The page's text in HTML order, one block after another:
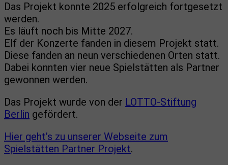
Das Projekt konnte 2025 erfolgreich fortgesetzt
werden.
Es läuft noch bis Mitte 2027.
Elf der Konzerte fanden in diesem Projekt statt.
Diese fanden an neun verschiedenen Orten statt.
Dabei konnten vier neue Spielstätten als Partner
gewonnen werden.
Das Projekt wurde von der LOTTO-Stiftung
Berlin gefördert.
Hier geht’s zu unserer Webseite zum
Spielstätten Partner Projekt.